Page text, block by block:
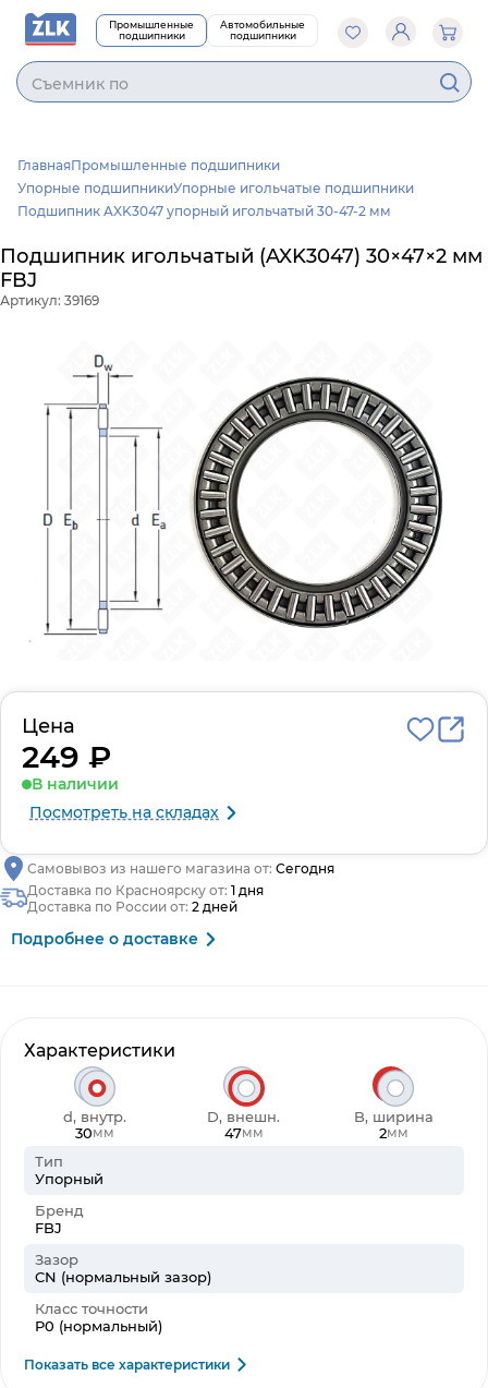
Промышленные
подшипники
Автомобильные
подшипники
Cъемник под
ГлавнаяПромышленные подшипники
Упорные подшипникиУпорные игольчатые подшипники
Подшипник AXK3047 упорный игольчатый 30-47-2 мм
Подшипник игольчатый (AXK3047) 30×47×2 мм
FBJ
Артикул: 39169
Характеристики
d, внутр.
30мм
D, внешн.
47мм
B, ширина
2мм
Тип
Упорный
Бренд
FBJ
Зазор
CN (нормальный зазор)
Класс точности
P0 (нормальный)
Показать все характеристики
Цена
249 ₽
В наличии
Посмотреть на складах
Самовывоз из нашего магазина от: Сегодня
Доставка по Красноярску от: 1 дня
Доставка по России от: 2 дней
Подробнее о доставке